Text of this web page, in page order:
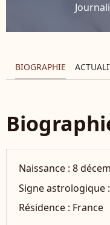
BIOGRAPHIE
Naissance :8
Signe astrologique
Résidence : France